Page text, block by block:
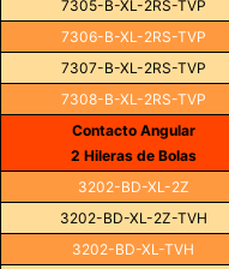
7305-B-XL-2RS-TVP
7306-B-XL-2RS-TVP
7307-B-XL-2RS-TVP
7308-B-XL-2RS-TVP
Contacto Angular
2 Hileras de Bolas
3202-BD-XL-2Z
3202-BD-XL-2Z-TVH
3202-BD-XL-TVH